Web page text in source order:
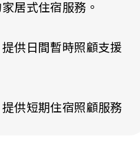
居式住宿服務。
供日間暫時照顧支援
供短期住宿照顧服務